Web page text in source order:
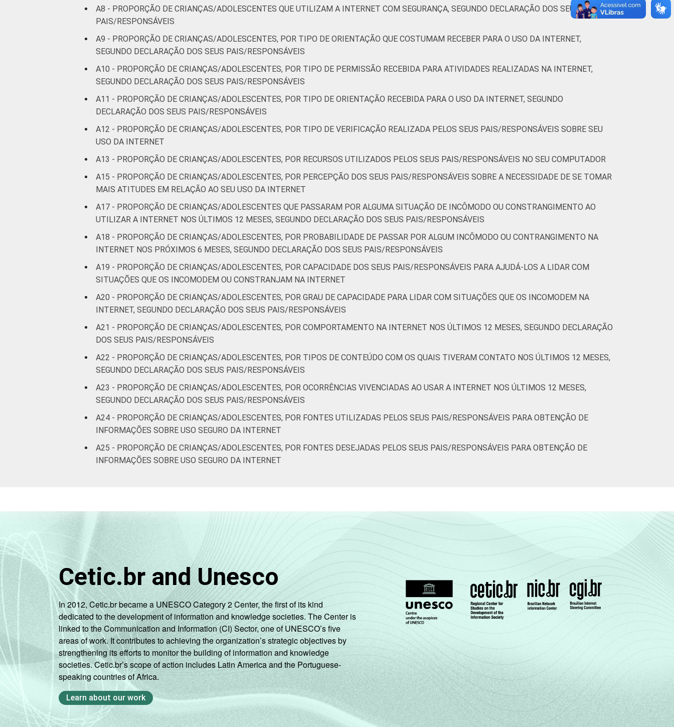
SM até 2 SM
73 65 59 41 32
Mais de 2
SM até 3 SM
86 76 60 42 46
Mais de 3
SM
91 79
CLASSE
AB 89
C 78 73 63 39 30
DE 67 50 45 25 18
¹Base: 2 105 usuários de Internet de 9 a 17 anos. Respostas estimuladas. Cada item apresentado se refere apenas aos resultados da alternativa
"sim". Dados coletados entre outubro de 2014 e fevereiro de 2015.
Fonte: NIC.br - out 2014 / fev 2015
A8 - PROPORÇÃO DE CRIANÇAS/ADOLESCENTES QUE UTILIZAM A INTERNET COM SEGURANÇA, SEGUNDO DECLARAÇÃO DOS SEUS
PAIS/RESPONSÁVEIS
A9 - PROPORÇÃO DE CRIANÇAS/ADOLESCENTES, POR TIPO DE ORIENTAÇÃO QUE COSTUMAM RECEBER PARA O USO DA INTERNET,
SEGUNDO DECLARAÇÃO DOS SEUS PAIS/RESPONSÁVEIS
A10 - PROPORÇÃO DE CRIANÇAS/ADOLESCENTES, POR TIPO DE PERMISSÃO RECEBIDA PARA ATIVIDADES REALIZADAS NA INTERNET,
SEGUNDO DECLARAÇÃO DOS SEUS PAIS/RESPONSÁVEIS
A11 - PROPORÇÃO DE CRIANÇAS/ADOLESCENTES, POR TIPO DE ORIENTAÇÃO RECEBIDA PARA O USO DA INTERNET, SEGUNDO
DECLARAÇÃO DOS SEUS PAIS/RESPONSÁVEIS
A12 - PROPORÇÃO DE CRIANÇAS/ADOLESCENTES, POR TIPO DE VERIFICAÇÃO REALIZADA PELOS SEUS PAIS/RESPONSÁVEIS SOBRE SEU
USO DA INTERNET
A13 - PROPORÇÃO DE CRIANÇAS/ADOLESCENTES, POR RECURSOS UTILIZADOS PELOS SEUS PAIS/RESPONSÁVEIS NO SEU COMPUTADOR
A15 - PROPORÇÃO DE CRIANÇAS/ADOLESCENTES, POR PERCEPÇÃO DOS SEUS PAIS/RESPONSÁVEIS SOBRE A NECESSIDADE DE SE TOMAR
MAIS ATITUDES EM RELAÇÃO AO SEU USO DA INTERNET
A17 - PROPORÇÃO DE CRIANÇAS/ADOLESCENTES QUE PASSARAM POR ALGUMA SITUAÇÃO DE INCÔMODO OU CONSTRANGIMENTO AO
UTILIZAR A INTERNET NOS ÚLTIMOS 12 MESES, SEGUNDO DECLARAÇÃO DOS SEUS PAIS/RESPONSÁVEIS
A18 - PROPORÇÃO DE CRIANÇAS/ADOLESCENTES, POR PROBABILIDADE DE PASSAR POR ALGUM INCÔMODO OU CONTRANGIMENTO NA
INTERNET NOS PRÓXIMOS 6 MESES, SEGUNDO DECLARAÇÃO DOS SEUS PAIS/RESPONSÁVEIS
A19 - PROPORÇÃO DE CRIANÇAS/ADOLESCENTES, POR CAPACIDADE DOS SEUS PAIS/RESPONSÁVEIS PARA AJUDÁ-LOS A LIDAR COM
SITUAÇÕES QUE OS INCOMODEM OU CONSTRANJAM NA INTERNET
A20 - PROPORÇÃO DE CRIANÇAS/ADOLESCENTES, POR GRAU DE CAPACIDADE PARA LIDAR COM SITUAÇÕES QUE OS INCOMODEM NA
INTERNET, SEGUNDO DECLARAÇÃO DOS SEUS PAIS/RESPONSÁVEIS
A21 - PROPORÇÃO DE CRIANÇAS/ADOLESCENTES, POR COMPORTAMENTO NA INTERNET NOS ÚLTIMOS 12 MESES, SEGUNDO DECLARAÇÃO
DOS SEUS PAIS/RESPONSÁVEIS
A22 - PROPORÇÃO DE CRIANÇAS/ADOLESCENTES, POR TIPOS DE CONTEÚDO COM OS QUAIS TIVERAM CONTATO NOS ÚLTIMOS 12 MESES,
SEGUNDO DECLARAÇÃO DOS SEUS PAIS/RESPONSÁVEIS
A23 - PROPORÇÃO DE CRIANÇAS/ADOLESCENTES, POR OCORRÊNCIAS VIVENCIADAS AO USAR A INTERNET NOS ÚLTIMOS 12 MESES,
SEGUNDO DECLARAÇÃO DOS SEUS PAIS/RESPONSÁVEIS
A24 - PROPORÇÃO DE CRIANÇAS/ADOLESCENTES, POR FONTES UTILIZADAS PELOS SEUS PAIS/RESPONSÁVEIS PARA OBTENÇÃO DE
INFORMAÇÕES SOBRE USO SEGURO DA INTERNET
A25 - PROPORÇÃO DE CRIANÇAS/ADOLESCENTES, POR FONTES DESEJADAS PELOS SEUS PAIS/RESPONSÁVEIS PARA OBTENÇÃO DE
INFORMAÇÕES SOBRE USO SEGURO DA INTERNET
Cetic.br and Unesco
In 2012, Cetic.br became a UNESCO Category 2 Center, the first of its kind
dedicated to the development of information and knowledge societies. The Center is
linked to the Communication and Information (CI) Sector, one of UNESCO’s five
areas of work. It contributes to achieving the organization’s strategic objectives by
strengthening its efforts to monitor the building of information and knowledge
societies. Cetic.br’s scope of action includes Latin America and the Portuguese-
speaking countries of Africa.
Learn about our work